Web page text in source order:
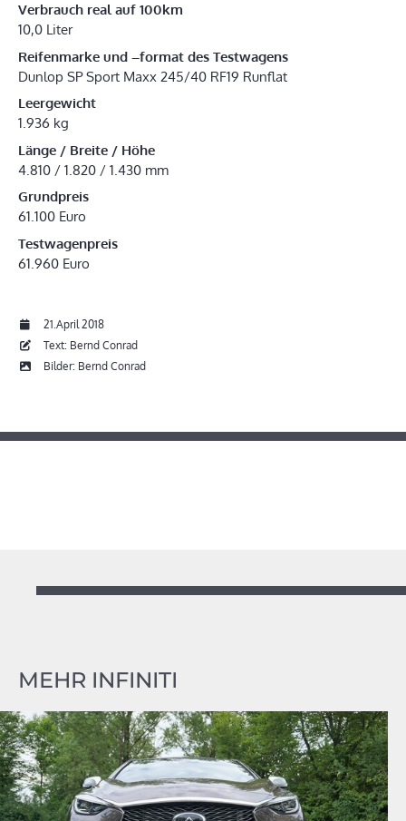
Verbrauch real auf 100km
10,0 Liter
Reifenmarke und –format des Testwagens
Dunlop SP Sport Maxx 245/40 RF19 Runflat
Leergewicht
1.936 kg
Länge / Breite / Höhe
4.810 / 1.820 / 1.430 mm
Grundpreis
61.100 Euro
Testwagenpreis
61.960 Euro
21.April 2018
Text: Bernd Conrad
Bilder: Bernd Conrad
MEHR INFINITI